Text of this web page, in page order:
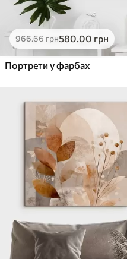
966.66грн580.00 грн
Портрети у фарбах